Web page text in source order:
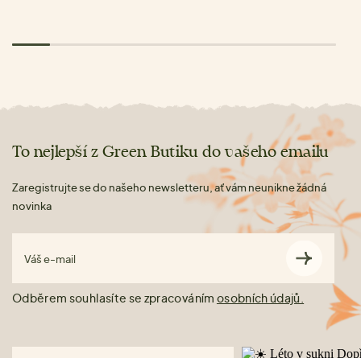
To nejlepší z Green Butiku do vašeho emailu
Zaregistrujte se do našeho newsletteru, ať vám neunikne žádná
novinka
Váš e-mail
Odběrem souhlasíte se zpracováním osobních údajů.